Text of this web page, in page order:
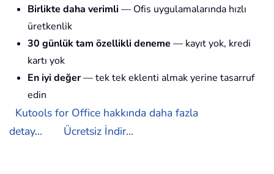
Birlikte daha verimli — Ofis uygulamalarında hızlı
üretkenlik
30 günlük tam özellikli deneme — kayıt yok, kredi
kartı yok
En iyi değer— tek tek eklenti almak yerine tasarruf
edin
Kutools for Office hakkında daha fazla
detay...
Ücretsiz İndir...